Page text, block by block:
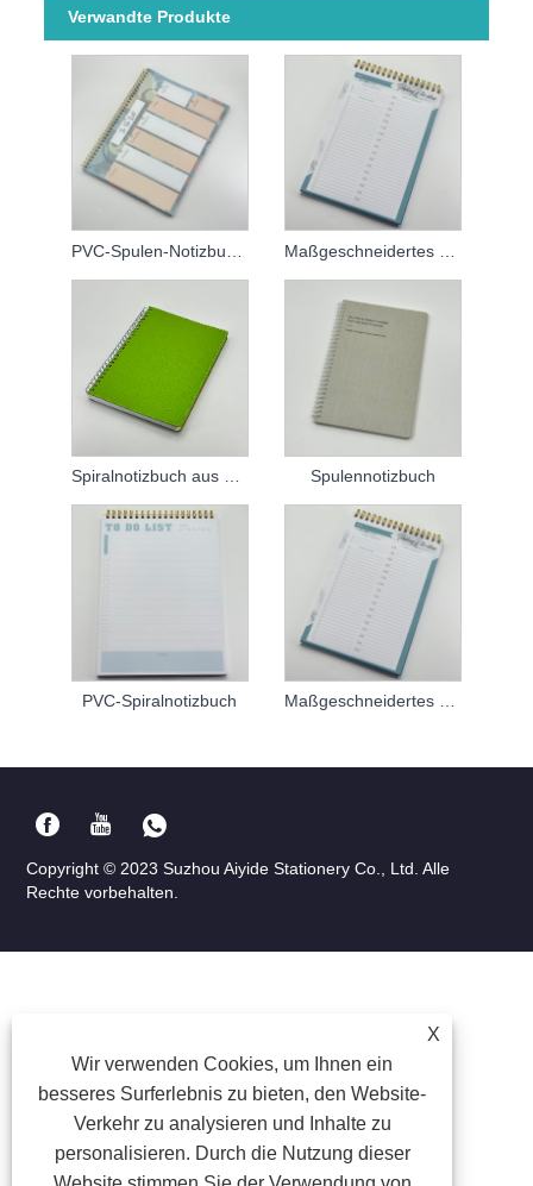
Verwandte Produkte
Spulennotizbuch
PVC-Spiralnotizbuch
X
Wir verwenden Cookies, um Ihnen ein
besseres Surferlebnis zu bieten, den Website-
Verkehr zu analysieren und Inhalte zu
personalisieren. Durch die Nutzung dieser
Copyright © 2023 Suzhou Aiyide Stationery Co., Ltd. Alle
Rechte vorbehalten.